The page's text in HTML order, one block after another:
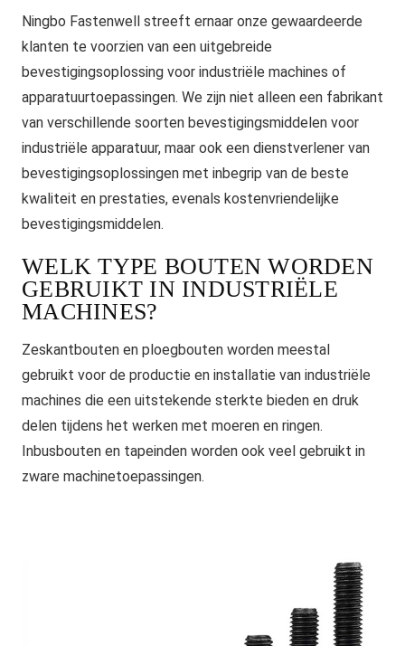
Ningbo Fastenwell streeft ernaar onze gewaardeerde
klanten te voorzien van een uitgebreide
bevestigingsoplossing voor industriële machines of
apparatuurtoepassingen. We zijn niet alleen een fabrikant
van verschillende soorten bevestigingsmiddelen voor
industriële apparatuur, maar ook een dienstverlener van
bevestigingsoplossingen met inbegrip van de beste
kwaliteit en prestaties, evenals kostenvriendelijke
bevestigingsmiddelen.
WELK TYPE BOUTEN WORDEN
GEBRUIKT IN INDUSTRIËLE
MACHINES?
Zeskantbouten en ploegbouten worden meestal
gebruikt voor de productie en installatie van industriële
machines die een uitstekende sterkte bieden en druk
delen tijdens het werken met moeren en ringen.
Inbusbouten en tapeinden worden ook veel gebruikt in
zware machinetoepassingen.